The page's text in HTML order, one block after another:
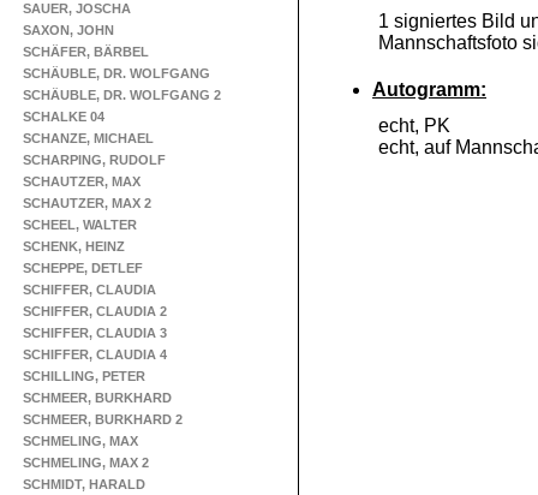
SAUER, JOSCHA
SAXON, JOHN
SCHÄFER, BÄRBEL
SCHÄUBLE, DR. WOLFGANG
SCHÄUBLE, DR. WOLFGANG 2
SCHALKE 04
SCHANZE, MICHAEL
SCHARPING, RUDOLF
SCHAUTZER, MAX
SCHAUTZER, MAX 2
SCHEEL, WALTER
SCHENK, HEINZ
SCHEPPE, DETLEF
SCHIFFER, CLAUDIA
SCHIFFER, CLAUDIA 2
SCHIFFER, CLAUDIA 3
SCHIFFER, CLAUDIA 4
SCHILLING, PETER
SCHMEER, BURKHARD
SCHMEER, BURKHARD 2
SCHMELING, MAX
SCHMELING, MAX 2
SCHMIDT, HARALD
1 signiertes Bild
Mannschaftsfoto
Autogramm:
echt, PK
echt, auf